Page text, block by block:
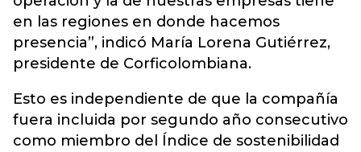
en las regiones en donde hacemos
presencia”, indicó María Lorena Gutiérrez,
presidente de Corficolombiana.
Esto es independiente de que la compañía
fuera incluida por segundo año consecutivo
como miembro del Índice de sostenibilidad